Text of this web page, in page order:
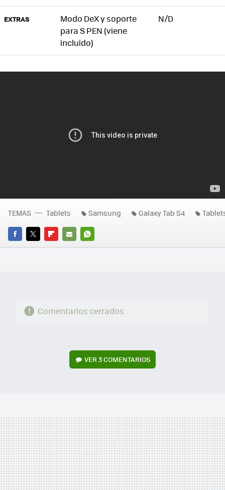
EXTRAS
Modo DeX y soporte
para S PEN (viene
incluido)
N/D
FACEBOOK
TWITTERFLIPBOARD
E-
WHATSAPP
TEMAS Tablets Samsung Galaxy Tab S4
Comentarios cerrados
VER3 COMENTARIOS